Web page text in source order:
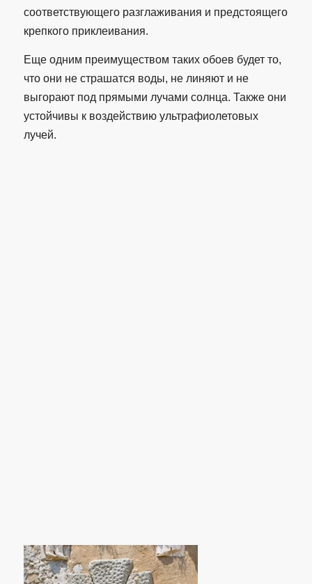
соответствующего разглаживания и предстоящего
крепкого приклеивания.
Еще одним преимуществом таких обоев будет то,
что они не страшатся воды, не линяют и не
выгорают под прямыми лучами солнца. Также они
устойчивы к воздействию ультрафиолетовых
лучей.